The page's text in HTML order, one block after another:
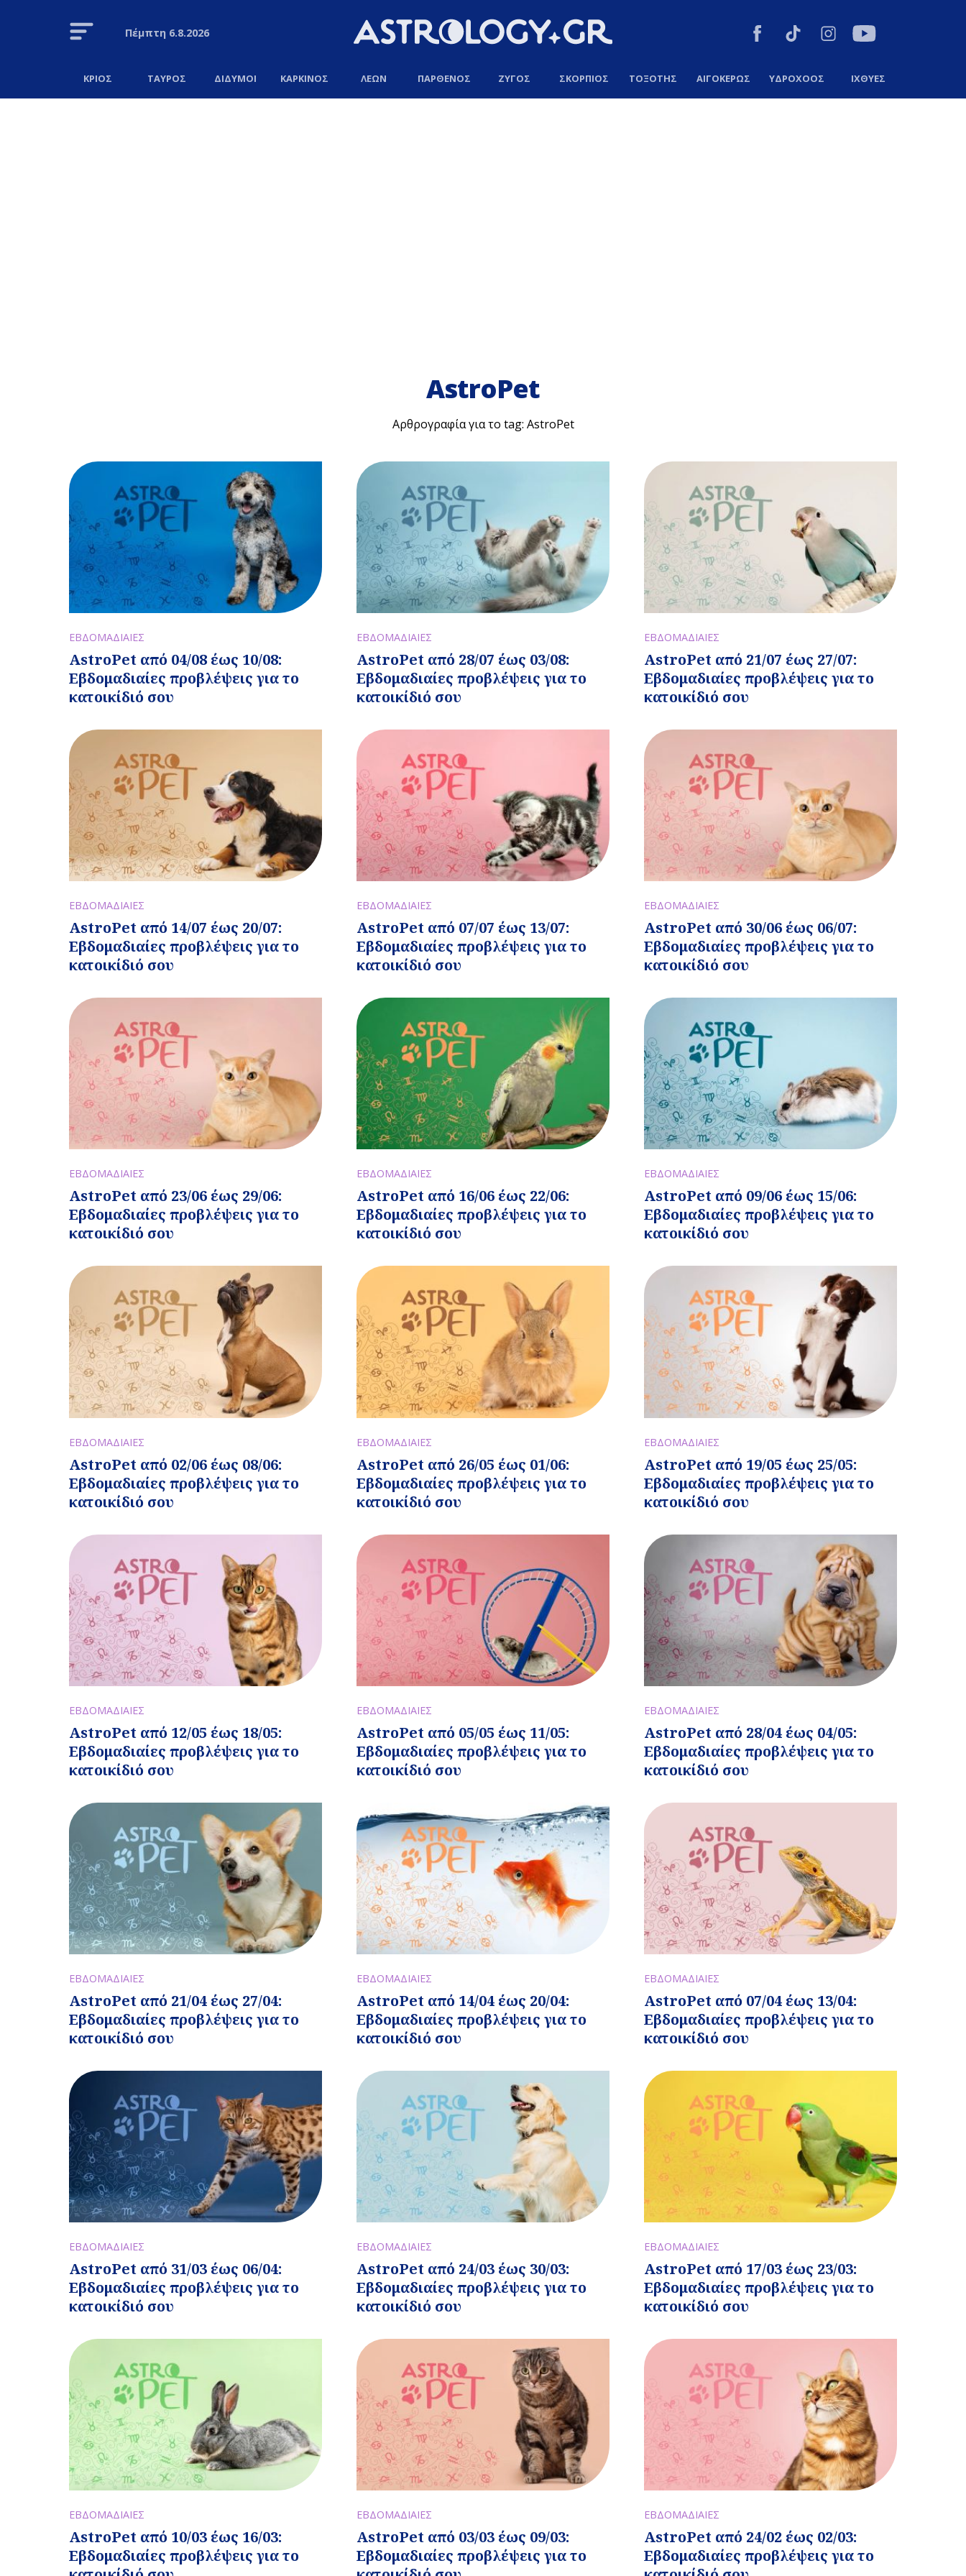
Πέμπτη6.8.2026
ΚΡΙΟΣ ΤΑΥΡΟΣ ΔΙΔΥΜΟΙ ΚΑΡΚΙΝΟΣ ΛΕΩΝ ΠΑΡΘΕΝΟΣ ΖΥΓΟΣ ΣΚΟΡΠΙΟΣ ΤΟΞΟΤΗΣ ΑΙΓΟΚΕΡΩΣ ΥΔΡΟΧΟΟΣ ΙΧΘΥΕΣ
AstroPet
Αρθρογραφία για το tag: AstroPet
ΕΒΔΟΜΑΔΙΑΙΕΣ
AstroPet από 04/08 έως 10/08:
Εβδομαδιαίες προβλέψεις για το
κατοικίδιό σου
ΕΒΔΟΜΑΔΙΑΙΕΣ
AstroPet από 28/07 έως 03/08:
Εβδομαδιαίες προβλέψεις για το
κατοικίδιό σου
ΕΒΔΟΜΑΔΙΑΙΕΣ
AstroPet από 21/07 έως 27/07:
Εβδομαδιαίες προβλέψεις για το
κατοικίδιό σου
ΕΒΔΟΜΑΔΙΑΙΕΣ
AstroPet από 14/07 έως 20/07:
Εβδομαδιαίες προβλέψεις για το
κατοικίδιό σου
ΕΒΔΟΜΑΔΙΑΙΕΣ
AstroPet από 07/07 έως 13/07:
Εβδομαδιαίες προβλέψεις για το
κατοικίδιό σου
ΕΒΔΟΜΑΔΙΑΙΕΣ
AstroPet από 30/06 έως 06/07:
Εβδομαδιαίες προβλέψεις για το
κατοικίδιό σου
ΕΒΔΟΜΑΔΙΑΙΕΣ
AstroPet από 23/06 έως 29/06:
Εβδομαδιαίες προβλέψεις για το
κατοικίδιό σου
ΕΒΔΟΜΑΔΙΑΙΕΣ
AstroPet από 16/06 έως 22/06:
Εβδομαδιαίες προβλέψεις για το
κατοικίδιό σου
ΕΒΔΟΜΑΔΙΑΙΕΣ
AstroPet από 09/06 έως 15/06:
Εβδομαδιαίες προβλέψεις για το
κατοικίδιό σου
ΕΒΔΟΜΑΔΙΑΙΕΣ
AstroPet από 02/06 έως 08/06:
Εβδομαδιαίες προβλέψεις για το
κατοικίδιό σου
ΕΒΔΟΜΑΔΙΑΙΕΣ
AstroPet από 26/05 έως 01/06:
Εβδομαδιαίες προβλέψεις για το
κατοικίδιό σου
ΕΒΔΟΜΑΔΙΑΙΕΣ
AstroPet από 19/05 έως 25/05:
Εβδομαδιαίες προβλέψεις για το
κατοικίδιό σου
ΕΒΔΟΜΑΔΙΑΙΕΣ
AstroPet από 12/05 έως 18/05:
Εβδομαδιαίες προβλέψεις για το
κατοικίδιό σου
ΕΒΔΟΜΑΔΙΑΙΕΣ
AstroPet από 05/05 έως 11/05:
Εβδομαδιαίες προβλέψεις για το
κατοικίδιό σου
ΕΒΔΟΜΑΔΙΑΙΕΣ
AstroPet από 28/04 έως 04/05:
Εβδομαδιαίες προβλέψεις για το
κατοικίδιό σου
ΕΒΔΟΜΑΔΙΑΙΕΣ
AstroPet από 21/04 έως 27/04:
Εβδομαδιαίες προβλέψεις για το
κατοικίδιό σου
ΕΒΔΟΜΑΔΙΑΙΕΣ
AstroPet από 14/04 έως 20/04:
Εβδομαδιαίες προβλέψεις για το
κατοικίδιό σου
ΕΒΔΟΜΑΔΙΑΙΕΣ
AstroPet από 07/04 έως 13/04:
Εβδομαδιαίες προβλέψεις για το
κατοικίδιό σου
ΕΒΔΟΜΑΔΙΑΙΕΣ
AstroPet από 31/03 έως 06/04:
Εβδομαδιαίες προβλέψεις για το
κατοικίδιό σου
ΕΒΔΟΜΑΔΙΑΙΕΣ
AstroPet από 24/03 έως 30/03:
Εβδομαδιαίες προβλέψεις για το
κατοικίδιό σου
ΕΒΔΟΜΑΔΙΑΙΕΣ
AstroPet από 17/03 έως 23/03:
Εβδομαδιαίες προβλέψεις για το
κατοικίδιό σου
ΕΒΔΟΜΑΔΙΑΙΕΣ
AstroPet από 10/03 έως 16/03:
Εβδομαδιαίες προβλέψεις για το
ΕΒΔΟΜΑΔΙΑΙΕΣ
AstroPet από 03/03 έως 09/03:
Εβδομαδιαίες προβλέψεις για το
ΕΒΔΟΜΑΔΙΑΙΕΣ
AstroPet από 24/02 έως 02/03:
Εβδομαδιαίες προβλέψεις για το